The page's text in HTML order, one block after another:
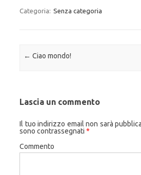
Categoria: Senza categoria
Navigazione articolo
← Ciao mondo!
Lascia un commento
Il tuo indirizzo email non sarà
sono contrassegnati *
Commento